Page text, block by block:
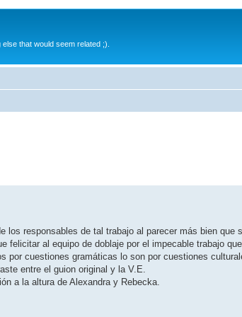
that would seem related ;).
los responsables de tal trabajo al parecer más bien que
al equipo de doblaje por el impecable trabajo
por cuestiones gramáticas lo son por cuestiones
entre el guion original y la V.E.
a la altura de Alexandra y Rebecka.